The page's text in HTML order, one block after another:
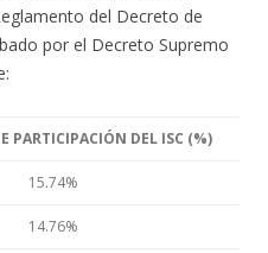
del Decreto de
por el Decreto Supremo
PARTICIPACIÓN DEL ISC (%)
15.74%
14.76%